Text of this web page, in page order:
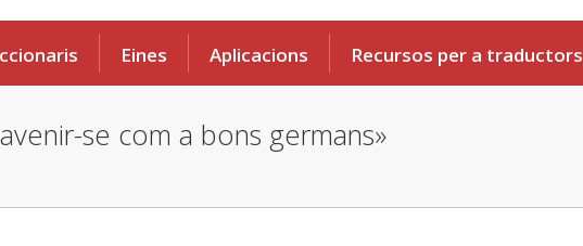
Eines Aplicacions Recursos per a traductors
se com a bons germans»